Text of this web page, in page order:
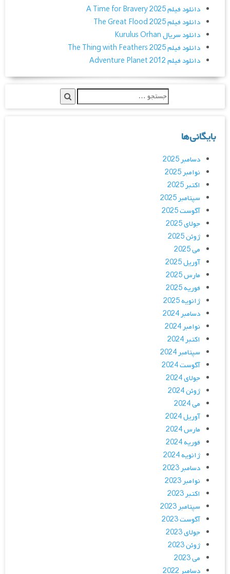
دانلود فیلم A Time for Bravery 2025
دانلود فیلم The Great Flood 2025
دانلود سریال Kurulus Orhan
دانلود فیلم The Thing with Feathers 2025
دانلود فیلم Adventure Planet 2012
بایگانی‌ها
دسامبر 2025
نوامبر 2025
اکتبر 2025
سپتامبر 2025
آگوست 2025
جولای 2025
ژوئن 2025
می 2025
آوریل 2025
مارس 2025
فوریه 2025
ژانویه 2025
دسامبر 2024
نوامبر 2024
اکتبر 2024
سپتامبر 2024
آگوست 2024
جولای 2024
ژوئن 2024
می 2024
آوریل 2024
مارس 2024
فوریه 2024
ژانویه 2024
دسامبر 2023
نوامبر 2023
اکتبر 2023
سپتامبر 2023
آگوست 2023
جولای 2023
ژوئن 2023
می 2023
دسامبر 2022